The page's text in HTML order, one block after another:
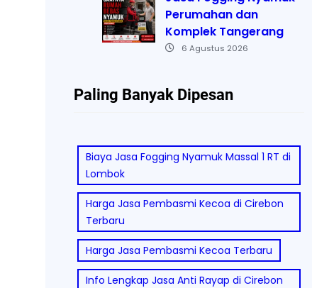
Perumahan dan
Komplek Tangerang
6 Agustus 2026
Paling Banyak Dipesan
Biaya Jasa Fogging Nyamuk Massal 1 RT di
Lombok
Harga Jasa Pembasmi Kecoa di Cirebon
Terbaru
Harga Jasa Pembasmi Kecoa Terbaru
Info Lengkap Jasa Anti Rayap di Cirebon